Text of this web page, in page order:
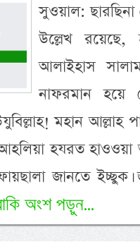
সুওয়াল: ছারছিনা
উল্লেখ
আলাইহাস
নাফরমান হয়ে
মহান
আহলিয়া হযরত
জানতে
অংশ পড়ুন...